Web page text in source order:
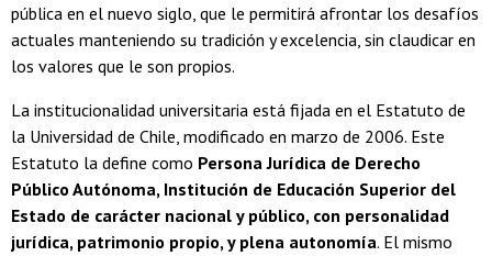
pública en el nuevo siglo, que le permitirá afrontar los desafíos
actuales manteniendo su tradición y excelencia, sin claudicar en
los valores que le son propios.
La institucionalidad universitaria está fijada en el Estatuto de
la Universidad de Chile, modificado en marzo de 2006. Este
Estatuto la define como Persona Jurídica de Derecho
Público Autónoma, Institución de Educación Superior del
Estado de carácter nacional y público, con personalidad
jurídica, patrimonio propio, y plena autonomía. El mismo